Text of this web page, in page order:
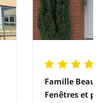
Famille
Fenêtres et